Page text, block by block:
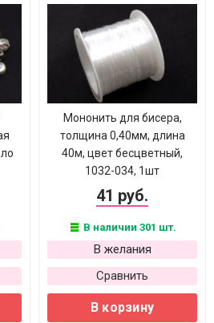
Мононить для бисера,
толщина 0,40мм, длина
40м, цвет бесцветный,
1032-034, 1шт
41 руб.
В наличии 301 шт.
В желания
Сравнить
В корзину